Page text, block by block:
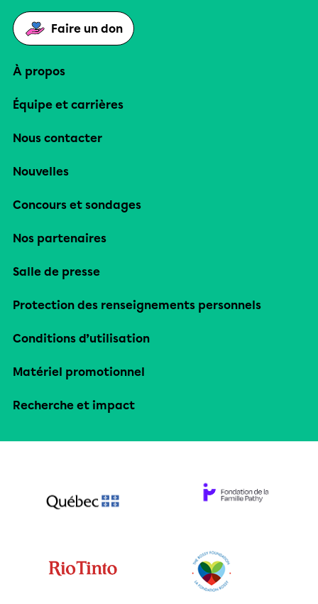
Faire un don
À propos
Équipe et carrières
Nous contacter
Nouvelles
Concours et sondages
Nos partenaires
Salle de presse
Protection des renseignements personnels
Conditions d’utilisation
Matériel promotionnel
Recherche et impact